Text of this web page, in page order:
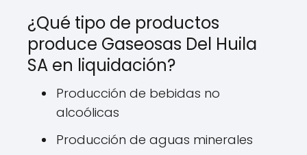
¿Qué tipo de productos
produce Gaseosas Del Huila
SA en liquidación?
Producción de bebidas no
alcoólicas
Producción de aguas minerales